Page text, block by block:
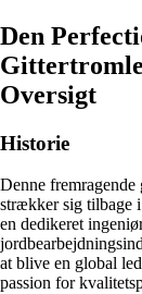
Den
Oversigt
Historie
Denne
strækker sig tilbage
en dedikeret
at blive en global
passion for